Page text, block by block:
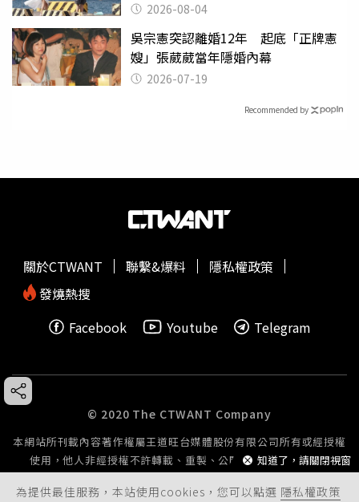
2026-08-04
吳宗憲突認離婚12年 起底「正牌憲
嫂」張葳葳當年隱婚內幕
2026-07-19
Recommended by
為提供最佳服務，本站使用cookies，您可以點選 隱私權政策
知道了，請關閉視窗
關於CTWANT 聯繫&爆料
隱私權政策
發燒熱搜
Facebook
Youtube Telegram
© 2020 The CTWANT Company
本網站所刊載內容著作權屬王道旺台媒體股份有限公司所有或經授權
使用，他人非經授權不許轉載、重製、公開播送或公開傳輸。